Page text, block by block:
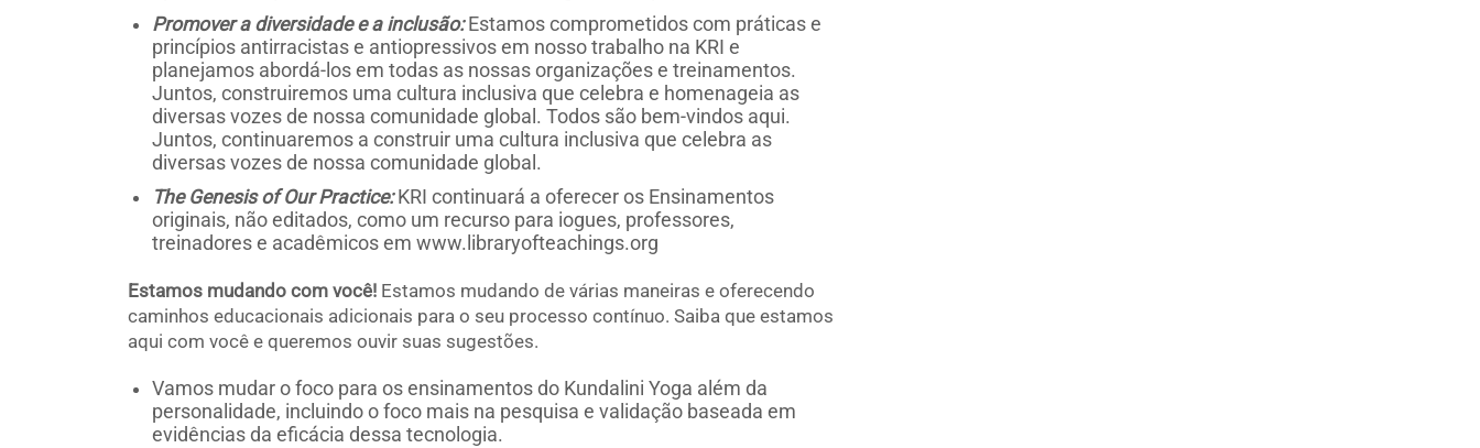
Promover a diversidade e a inclusão:Estamos comprometidos com práticas e
princípios antirracistas e antiopressivos em nosso trabalho na KRI e
planejamos abordá-los em todas as nossas organizações e treinamentos.
Juntos, construiremos uma cultura inclusiva que celebra e homenageia as
diversas vozes de nossa comunidade global. Todos são bem-vindos aqui.
Juntos, continuaremos a construir uma cultura inclusiva que celebra as
diversas vozes de nossa comunidade global.
The Genesis of Our Practice:KRI continuará a oferecer os Ensinamentos
originais, não editados, como um recurso para iogues, professores,
treinadores e acadêmicos em www.libraryofteachings.org
Estamos mudando com você! Estamos mudando de várias maneiras e oferecendo
caminhos educacionais adicionais para o seu processo contínuo. Saiba que estamos
aqui com você e queremos ouvir suas sugestões.
Vamos mudar o foco para os ensinamentos do Kundalini Yoga além da
personalidade, incluindo o foco mais na pesquisa e validação baseada em
evidências da eficácia dessa tecnologia.